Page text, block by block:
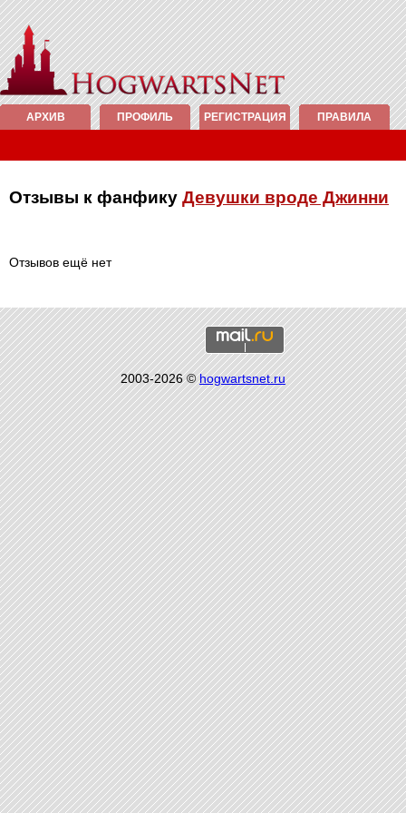
АРХИВ ПРОФИЛЬ РЕГИСТРАЦИЯ ПРАВИЛА
Отзывы к фанфику Девушки вроде Джинни
Отзывов ещё нет
2003-2026 ©hogwartsnet.ru